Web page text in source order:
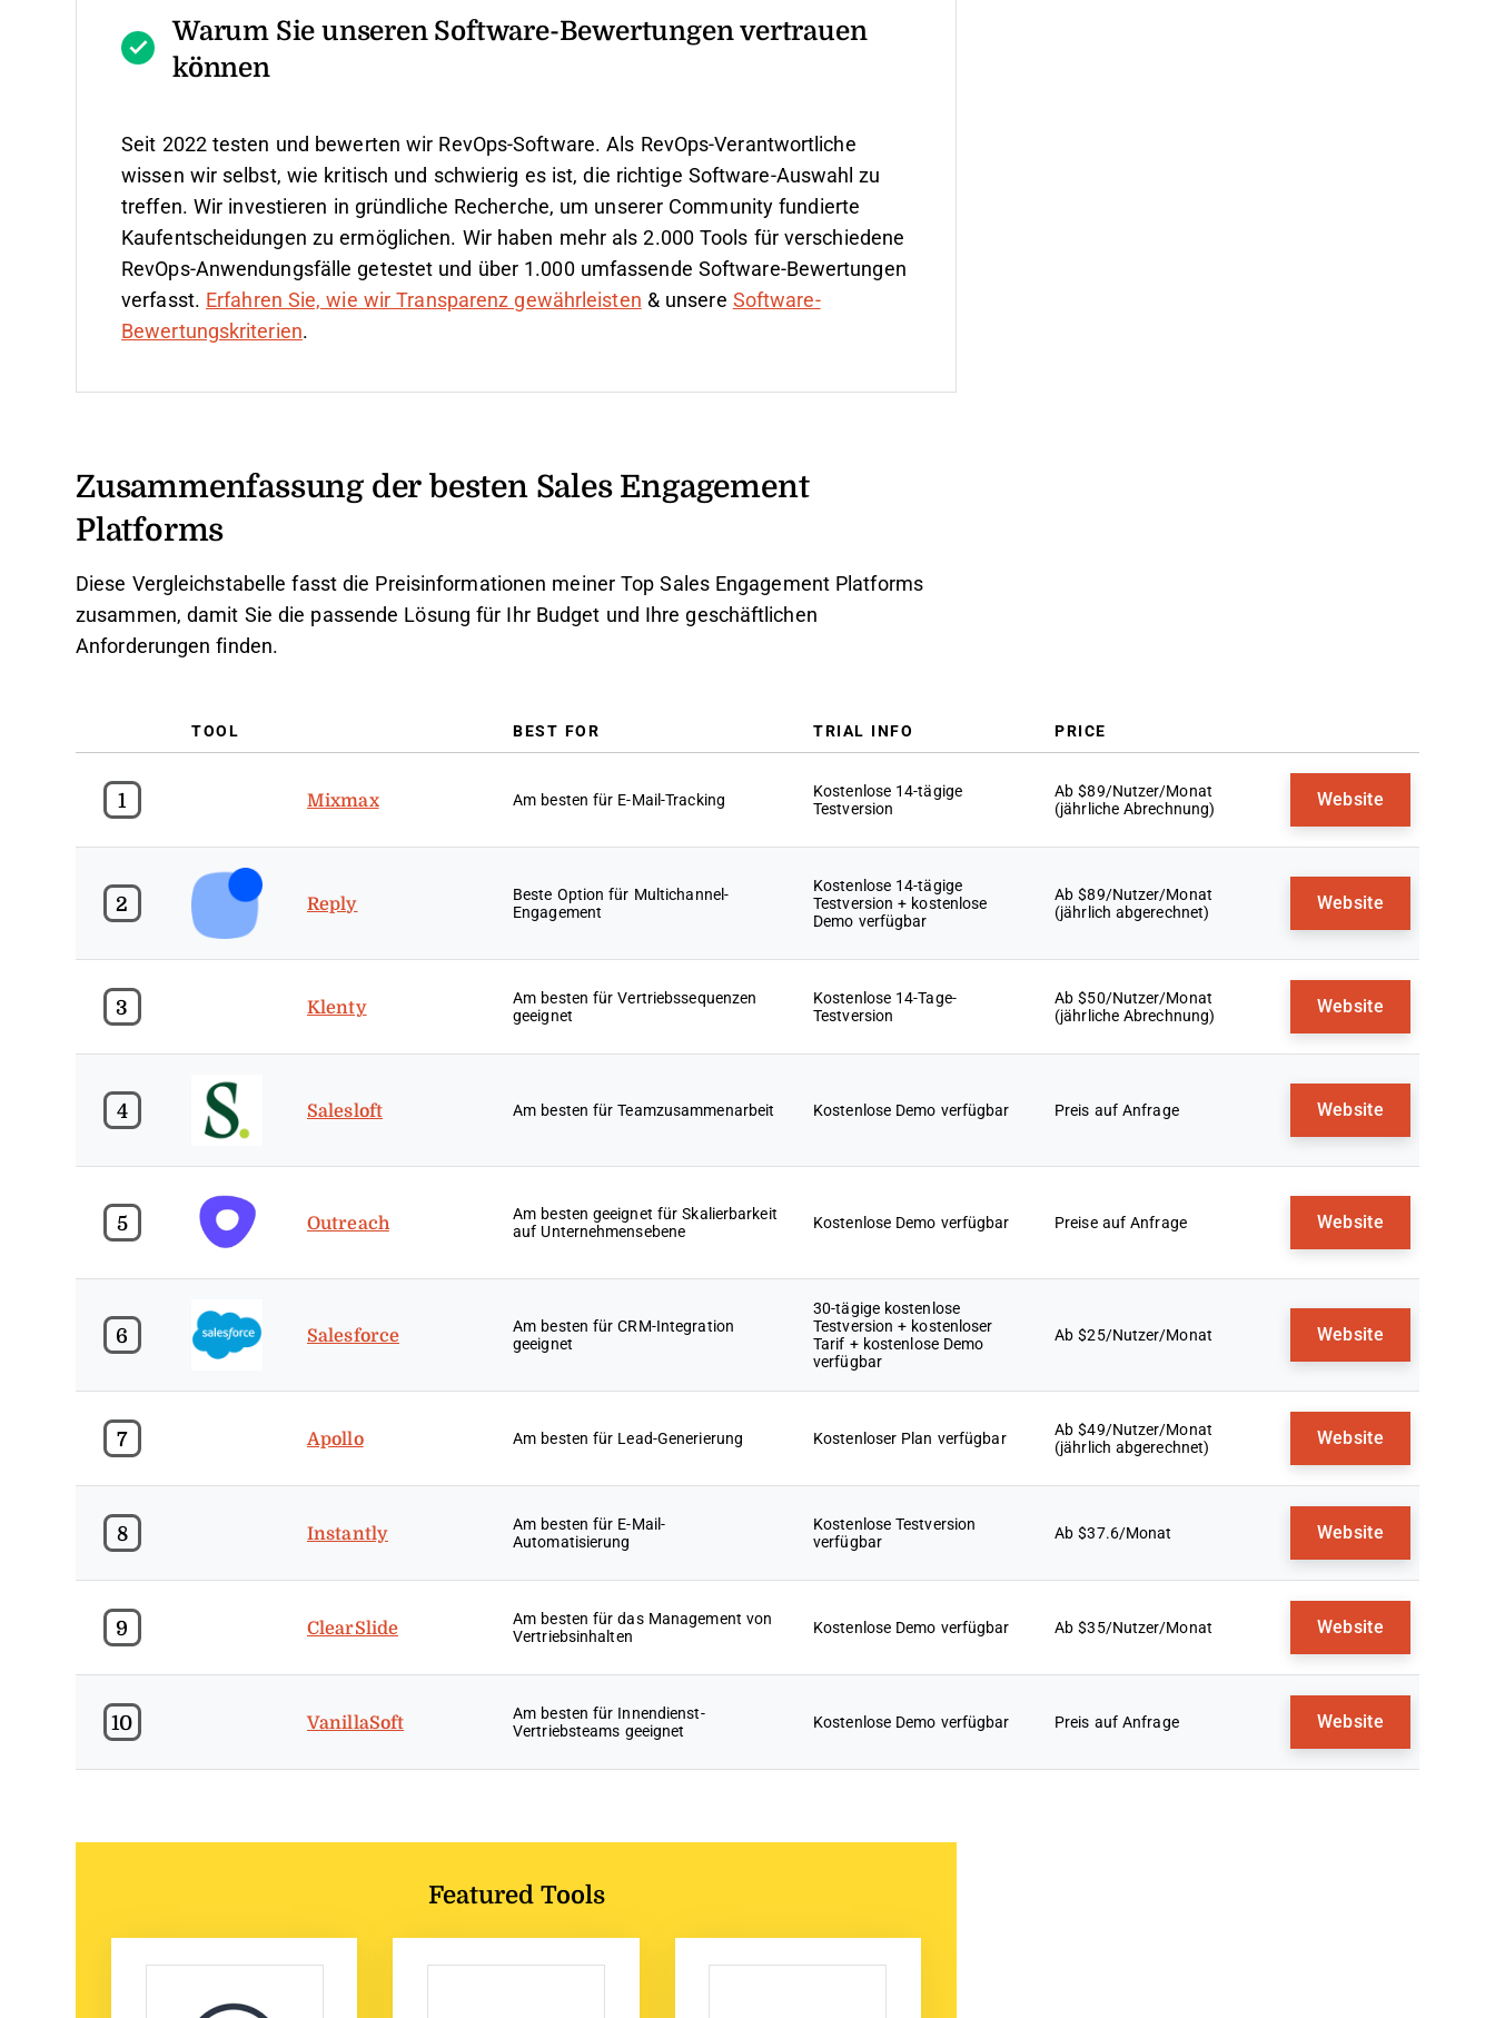
Warum Sie unseren Software-Bewertungen vertrauen
können
Seit 2022 testen und bewerten wir RevOps-Software. Als RevOps-Verantwortliche
wissen wir selbst, wie kritisch und schwierig es ist, die richtige Software-Auswahl zu
treffen. Wir investieren in gründliche Recherche, um unserer Community fundierte
Kaufentscheidungen zu ermöglichen. Wir haben mehr als 2.000 Tools für verschiedene
RevOps-Anwendungsfälle getestet und über 1.000 umfassende Software-Bewertungen
verfasst. Erfahren Sie, wie wir Transparenz gewährleisten & unsere Software-
Bewertungskriterien.
Zusammenfassung der besten Sales Engagement
Platforms
Diese Vergleichstabelle fasst die Preisinformationen meiner Top Sales Engagement Platforms
zusammen, damit Sie die passende Lösung für Ihr Budget und Ihre geschäftlichen
Anforderungen finden.
TOOL BEST FOR TRIAL INFO PRICE
1 Mixmax Am besten für E-Mail-Tracking
Kostenlose 14-tägige
Testversion
Ab $89/Nutzer/Monat
(jährliche Abrechnung)
Website
2 Reply
Beste Option für Multichannel-
Engagement
Kostenlose 14-tägige
Testversion + kostenlose
Demo verfügbar
Ab $89/Nutzer/Monat
(jährlich abgerechnet)
Website
3 Klenty
Am besten für Vertriebssequenzen
geeignet
Kostenlose 14-Tage-
Testversion
Ab $50/Nutzer/Monat
(jährliche Abrechnung)
Website
4 Salesloft Am besten für Teamzusammenarbeit Kostenlose Demo verfügbar Preis auf Anfrage Website
5 Outreach
Am besten geeignet für Skalierbarkeit
auf Unternehmensebene
Kostenlose Demo verfügbar Preise auf Anfrage Website
6 Salesforce
Am besten für CRM-Integration
geeignet
30-tägige kostenlose
Testversion + kostenloser
Tarif + kostenlose Demo
verfügbar
Ab $25/Nutzer/Monat Website
7 Apollo Am besten für Lead-Generierung Kostenloser Plan verfügbar
Ab $49/Nutzer/Monat
(jährlich abgerechnet)
Website
8 Instantly
Am besten für E-Mail-
Automatisierung
Kostenlose Testversion
verfügbar
Ab $37.6/Monat Website
9 ClearSlide
Am besten für das Management von
Vertriebsinhalten
Kostenlose Demo verfügbar Ab $35/Nutzer/Monat Website
10 VanillaSoft
Am besten für Innendienst-
Vertriebsteams geeignet
Kostenlose Demo verfügbar Preis auf Anfrage Website
Featured Tools